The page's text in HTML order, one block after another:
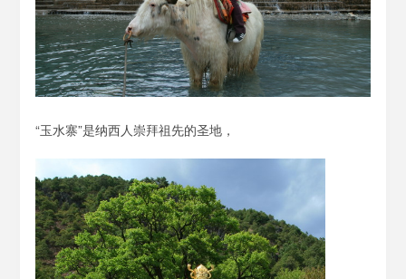
“玉水寨”是纳西人崇拜祖先的圣地，